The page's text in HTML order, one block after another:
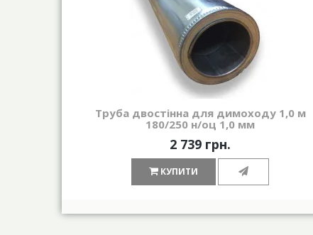
Труба двостінна для димоходу 1,0 м
180/250 н/оц 1,0 мм
2 739 грн.
КУПИТИ